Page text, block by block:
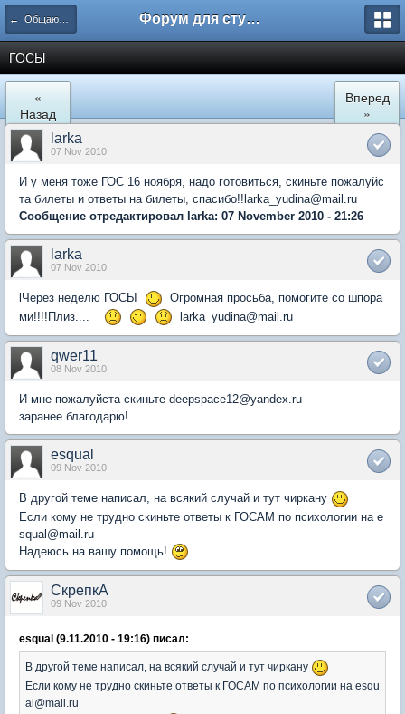
← Общаются психологи Форум для студента СГА
ГОСЫ
«
Назад
Вперед
»
larka
07 Nov 2010
И у меня тоже ГОС 16 ноября, надо готовиться, скиньте пожалуйс
та билеты и ответы на билеты, спасибо!!larka_yudina@mail.ru
Сообщение отредактировал larka: 07 November 2010 - 21:26
larka
07 Nov 2010
lЧерез неделю ГОСЫ
Огромная просьба, помогите со шпора
ми!!!!Плиз....
larka_yudina@mail.ru
qwer11
08 Nov 2010
И мне пожалуйста скиньте deepspace12@yandex.ru
заранее благодарю!
esqual
09 Nov 2010
В другой теме написал, на всякий случай и тут чиркану
Если кому не трудно скиньте ответы к ГОСАМ по психологии на e
squal@mail.ru
Надеюсь на вашу помощь!
СкрепкА
09 Nov 2010
esqual (9.11.2010 - 19:16) писал:
В другой теме написал, на всякий случай и тут чиркану
Если кому не трудно скиньте ответы к ГОСАМ по психологии на esqu
al@mail.ru